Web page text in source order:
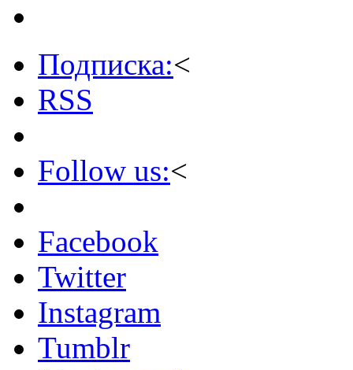
Подписка:<
RSS
Follow us:<
Facebook
Twitter
Instagram
Tumblr